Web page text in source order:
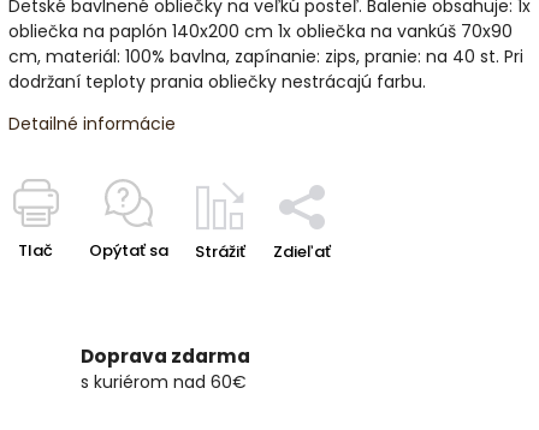
Detské bavlnené obliečky na veľkú posteľ. Balenie obsahuje: 1x
obliečka na paplón 140x200 cm 1x obliečka na vankúš 70x90
cm, materiál: 100% bavlna, zapínanie: zips, pranie: na 40 st. Pri
dodržaní teploty prania obliečky nestrácajú farbu.
Detailné informácie
Tlač Opýtať sa Strážiť Zdieľať
Doprava zdarma
s kuriérom nad 60€